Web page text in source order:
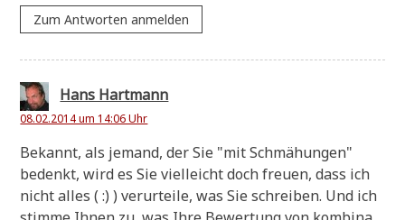
Zum Antworten anmelden
Hans Hartmann
08.02.2014 um 14:06 Uhr
Bekannt, als jemand, der Sie "mit Schmä­hun­gen"
bedenkt, wird es Sie viel­leicht doch freu­en, dass ich
nicht alles ( :) ) ver­ur­tei­le, was Sie schrei­ben. Und ich